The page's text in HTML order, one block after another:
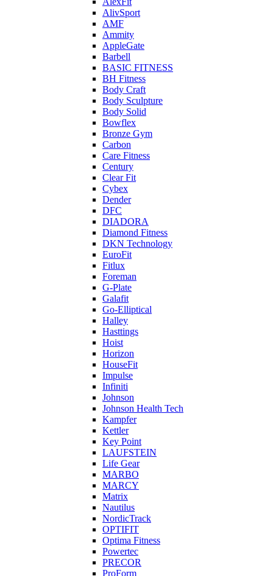
AlivSport
AMF
Ammity
AppleGate
Barbell
BASIC FITNESS
BH Fitness
Body Craft
Body Sculpture
Body Solid
Bowflex
Bronze Gym
Carbon
Care Fitness
Century
Clear Fit
Cybex
Dender
DFC
DIADORA
Diamond Fitness
DKN Technology
EuroFit
Fitlux
Foreman
G-Plate
Galafit
Go-Elliptical
Halley
Hasttings
Hoist
Horizon
HouseFit
Impulse
Infiniti
Johnson
Johnson Health Tech
Kampfer
Kettler
Key Point
LAUFSTEIN
Life Gear
MARBO
MARCY
Matrix
Nautilus
NordicTrack
OPTIFIT
Optima Fitness
Powertec
PRECOR
ProForm